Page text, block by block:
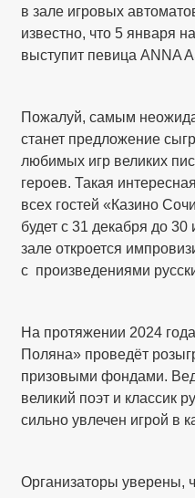
в зале игровых
известно, что 5 января
выступит певица ANNA
Пожалуй, самым
станет предложение
любимых игр великих
героев. Такая
всех гостей «Казино
будет с 31 декабря до
зале откроется
с произведениями
На протяжении 2024
Поляна» проведёт
призовыми фондами.
великий поэт и классик
сильно увлечен игрой в
Организаторы уверены,